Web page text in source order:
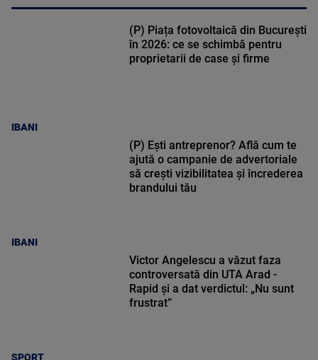
IBANI
(P) Piața fotovoltaică din București
în 2026: ce se schimbă pentru
proprietarii de case și firme
IBANI
(P) Ești antreprenor? Află cum te
ajută o campanie de advertoriale
să crești vizibilitatea și încrederea
brandului tău
SPORT
Victor Angelescu a văzut faza
controversată din UTA Arad -
Rapid și a dat verdictul: „Nu sunt
frustrat”